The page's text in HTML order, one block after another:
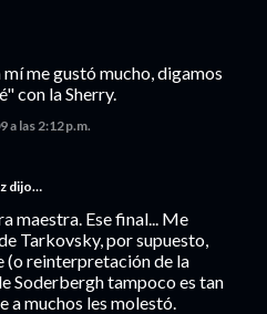
me gustó mucho, digamos
con la Sherry.
a las 2:12 p.m.
dijo…
maestra. Ese final... Me
Tarkovsky, por supuesto,
(o reinterpretación de la
Soderbergh tampoco es tan
a muchos les molestó.